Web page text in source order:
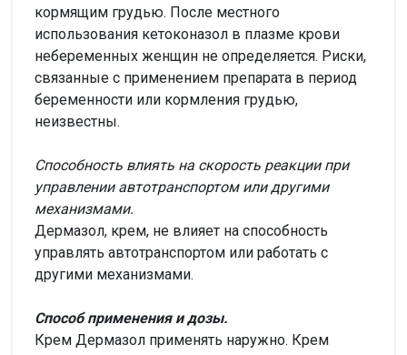
кормящим грудью. После местного
использования кетоконазол в плазме крови
небеременных женщин не определяется. Риски,
связанные с применением препарата в период
беременности или кормления грудью,
неизвестны.
Способность влиять на скорость реакции при
управлении автотранспортом или другими
механизмами.
Дермазол, крем, не влияет на способность
управлять автотранспортом или работать с
другими механизмами.
Способ применения и дозы.
Крем Дермазол применять наружно. Крем